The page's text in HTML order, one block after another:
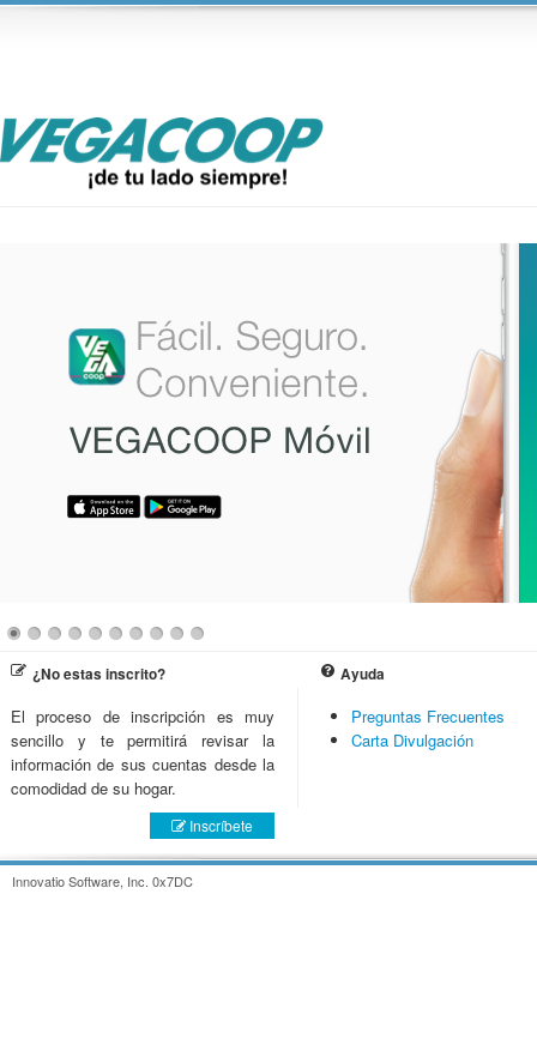
¿No estas inscrito?
El proceso de inscripción es muy
sencillo y te permitirá revisar la
información de sus cuentas desde la
comodidad de su hogar.
Inscríbete
Ayuda
Preguntas Frecuentes
Carta Divulgación
Innovatio Software, Inc. 0x7DC